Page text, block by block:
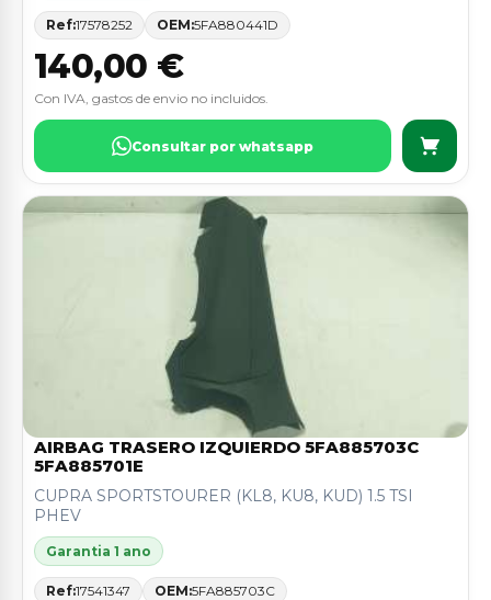
Ref:17578252 OEM:5FA880441D
140,00 €
Con IVA, gastos de envio no incluidos.
Consultar por whatsapp
AIRBAG TRASERO IZQUIERDO 5FA885703C
5FA885701E
CUPRA SPORTSTOURER (KL8, KU8, KUD) 1.5 TSI
PHEV
Garantia 1 ano
Ref:17541347 OEM:5FA885703C